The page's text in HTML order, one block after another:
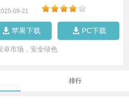
09-21
苹果下载 PC下载
卓市场，安全绿色
排行